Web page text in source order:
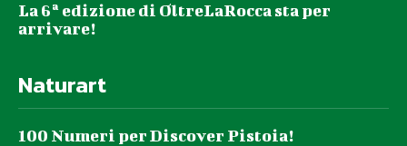
La 6ª edizione di OltreLaRocca sta per
arrivare!
Naturart
100 Numeri per Discover Pistoia!